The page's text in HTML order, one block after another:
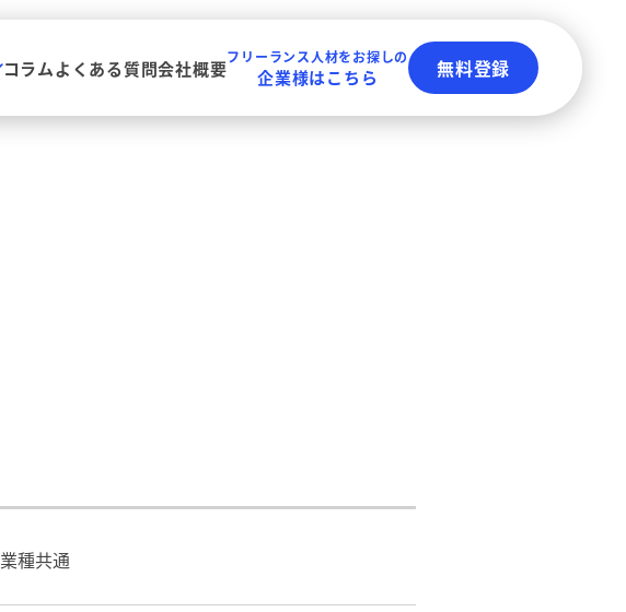
コラムよくある質問会社概要
フリーランス人材をお探しの
企業様はこちら 無料登録
業種共通